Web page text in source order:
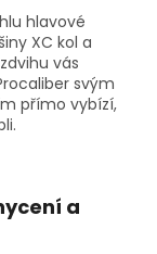
hlavové
XC kol a
vás
svým
přímo vybízí,
a